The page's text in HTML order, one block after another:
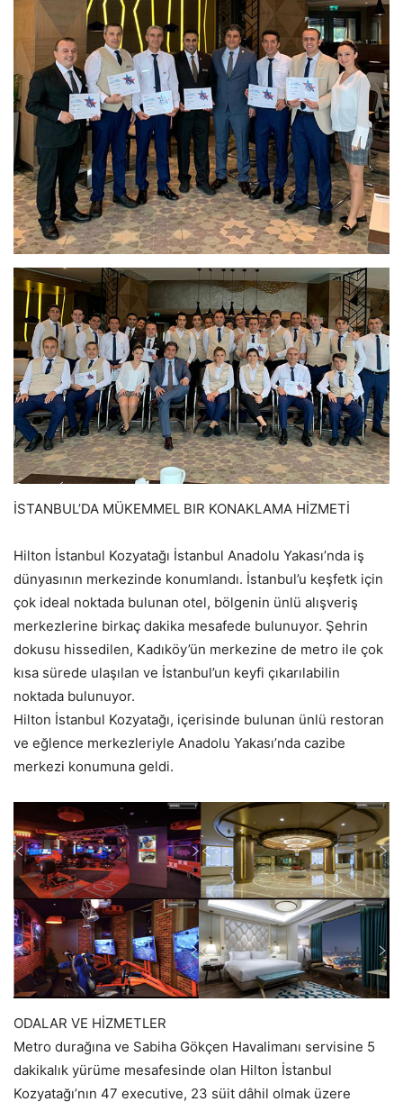
İSTANBUL’DA MÜKEMMEL BIR KONAKLAMA HİZMETİ
Hilton İstanbul Kozyatağı İstanbul Anadolu Yakası’nda iş
dünyasının merkezinde konumlandı. İstanbul’u keşfetk için
çok ideal noktada bulunan otel, bölgenin ünlü alışveriş
merkezlerine birkaç dakika mesafede bulunuyor. Şehrin
dokusu hissedilen, Kadıköy’ün merkezine de metro ile çok
kısa sürede ulaşılan ve İstanbul’un keyfi çıkarılabilin
noktada bulunuyor.
Hilton İstanbul Kozyatağı, içerisinde bulunan ünlü restoran
ve eğlence merkezleriyle Anadolu Yakası’nda cazibe
merkezi konumuna geldi.
ODALAR VE HİZMETLER
Metro durağına ve Sabiha Gökçen Havalimanı servisine 5
dakikalık yürüme mesafesinde olan Hilton İstanbul
Kozyatağı’nın 47 executive, 23 süit dâhil olmak üzere